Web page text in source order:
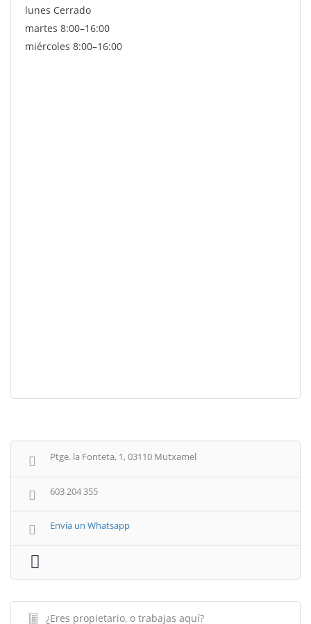
lunes Cerrado
martes 8:00–16:00
miércoles 8:00–16:00
Ptge. la Fonteta, 1, 03110 Mutxamel
603 204 355
Envía un Whatsapp
¿Eres propietario, o trabajas aquí?